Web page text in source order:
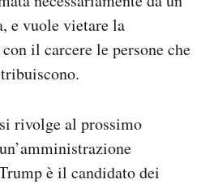
e vuole vietare la
il carcere le persone che
rivolge al prossimo
è il candidato dei